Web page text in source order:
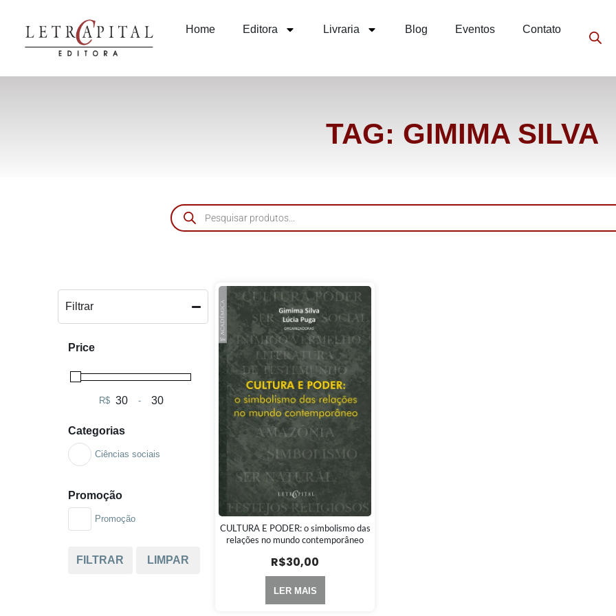
Home Editora Livraria Blog Eventos Contato
TAG: GIMIMA SILVA
Filtrar
Price
R$ Minimum Price
-Maximum Price
Categorias
Ciências sociais
Promoção
Promoção
FILTRAR LIMPAR
CULTURA E PODER: o simbolismo das
relações no mundo contemporâneo
R$30,00
LER MAIS